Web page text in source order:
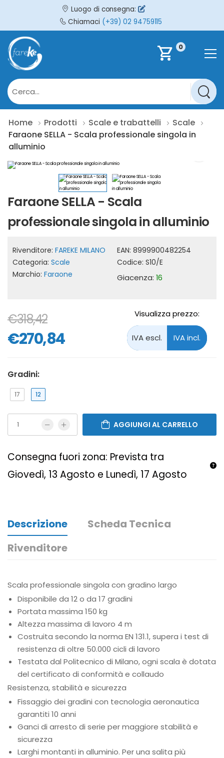
Luogo di consegna:
Chiamaci (+39) 02 94759115
shopping_cart 0
Home Prodotti Scale e trabattelli
Scale
Faraone SELLA - Scala professionale singola in
alluminio
Faraone SELLA - Scala
professionale singola in alluminio
Rivenditore: FAREKE MILANO
Categoria: Scale
Marchio: Faraone
EAN: 8999900482254
Codice: S10/E
Giacenza: 16
€318,42
€270,84
Visualizza prezzo:
Gradini:
17 12
AGGIUNGI AL CARRELLO
Consegna fuori zona: Prevista tra
Giovedì, 13 Agosto e Lunedì, 17 Agosto
Descrizione
Scheda Tecnica
Rivenditore
Scala professionale singola con gradino largo
Disponibile da 12 o da 17 gradini
Portata massima 150 kg
Altezza massima di lavoro 4 m
Costruita secondo la norma EN 131.1, supera i test di
resistenza di oltre 50.000 cicli di lavoro
Testata dal Politecnico di Milano, ogni scala è dotata
del certificato di conformità e collaudo
Resistenza, stabilità e sicurezza
Fissaggio dei gradini con tecnologia aeronautica
garantiti 10 anni
Ganci di arresto di serie per maggiore stabilità e
sicurezza
Larghi montanti in alluminio. Per una salita più